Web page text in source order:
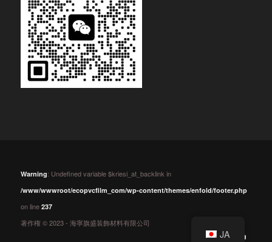
Warning: Undefined variable $kriesi_at_backlink in
/www/wwwroot/ecopvcfilm_com/wp-content/themes/enfold/footer.php
on line 237
著作権 © 2023 - 海寧旗盛装飾材料有限公司
JA